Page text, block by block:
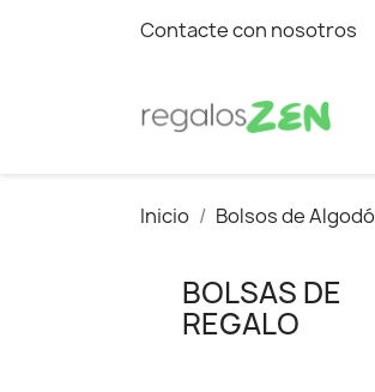
Contacte con nosotros
Inicio Bolsos de
BOLSAS DE
REGALO